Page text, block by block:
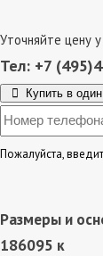
Уточняйте цену
Тел: +7
Купить в
Пожалуйста,
Размеры и
186095 к